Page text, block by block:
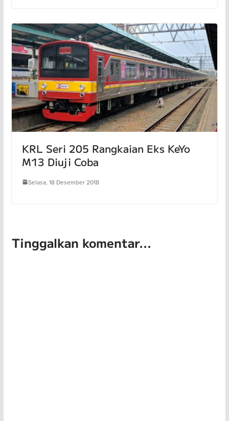
KRL Seri 205 Rangkaian Eks KeYo
M13 Diuji Coba
Selasa, 18 Desember 2018
Tinggalkan komentar...